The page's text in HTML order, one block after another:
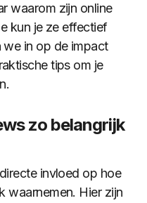
waarom zijn online
kun je ze effectief
we in op de impact
tips om je
zo belangrijk
invloed op hoe
waarnemen. Hier zijn